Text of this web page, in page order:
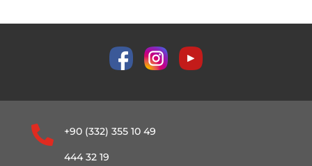
 +90 (332) 355 10 49
444 32 19